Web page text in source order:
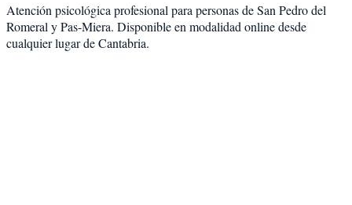
Atención psicológica profesional para personas deSan Pedro del
Romeral yPas-Miera. Disponible en modalidad online desde
cualquier lugar de Cantabria.